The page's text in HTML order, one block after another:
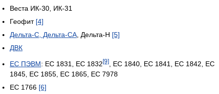
Веста ИК-30, ИК-31
Геофит [4]
Дельта-С, Дельта-СА, Дельта-Н [5]
ДВК
ЕС ПЭВМ: ЕС 1831, ЕС 1832 [9]
, ЕС 1840, EC 1841, EC 1842, EC
1845, EC 1855, EC 1865, ЕС 7978
ЕС 1766 [6]